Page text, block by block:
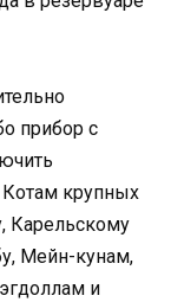
прибор с
Котам крупных
Карельскому
Мейн-кунам,
и